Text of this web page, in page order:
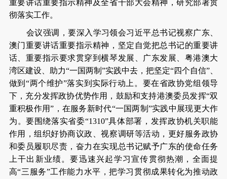
重要讲话重要指示精神及全省干部大会精神，研究部署贯
彻落实工作。
会议强调，要深入学习领会习近平总书记视察广东、
澳门重要讲话重要指示精神，坚定自觉把总书记的重要讲
话、重要指示要求贯穿到横琴发展、广东发展、粤港澳大
湾区建设、助力“一国两制”实践中去，把坚定“四个自信”、
做到“两个维护”落实到实际行动上。要在省政协党组领导
下，充分发挥政协优势作用，鼓励和支持港澳委员发挥“双
重积极作用”，在服务新时代“一国两制”实践中展现更大作
为。要围绕落实省委“1310”具体部署，发挥政协机关职能
作用，组织好协商议政、视察调研等活动，更好服务政协
和委员履职尽责，奋力在实现总书记赋予广东的使命任务
上干出新业绩。要迅速兴起学习宣传贯彻热潮，全面提
高“三服务”工作能力水平，把学习贯彻成果转化为推动政